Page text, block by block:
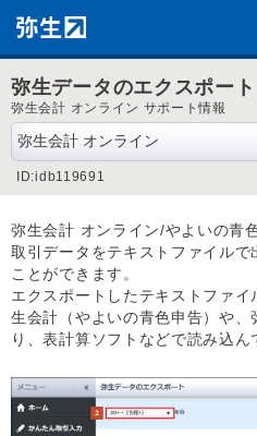
弥生データのエクスポート
弥生会計 オンライン サポート情報
ID:idb119691
弥生会計 オンライン/やよいの青
取引データをテキストファイルで
ことができます。
エクスポートしたテキストファ
生会計（やよいの青色申告）や
り、表計算ソフトなどで読み込ん